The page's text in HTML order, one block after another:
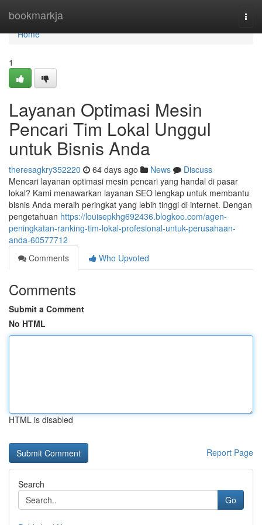
bookmarkja
Home
Home
1
Layanan Optimasi Mesin
Pencari Tim Lokal Unggul
untuk Bisnis Anda
theresagkry352220 64 days ago News
Discuss
Mencari layanan optimasi mesin pencari yang handal di pasar
lokal? Kami menawarkan layanan SEO lengkap untuk membantu
bisnis Anda meraih peringkat yang lebih tinggi di internet. Dengan
pengetahuan https://louisepkhg692436.blogkoo.com/agen-
peningkatan-ranking-tim-lokal-profesional-untuk-perusahaan-
anda-60577712
Comments
Who Upvoted
Comments
Submit a Comment
No HTML
HTML is disabled
Report Page
Search
Go